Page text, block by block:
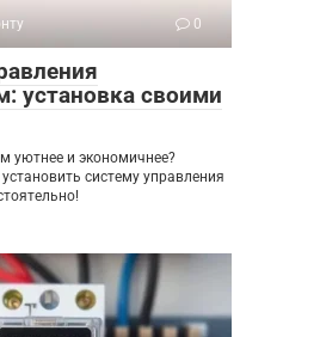
0
установка своими
уютнее и экономичнее?
установить систему управления